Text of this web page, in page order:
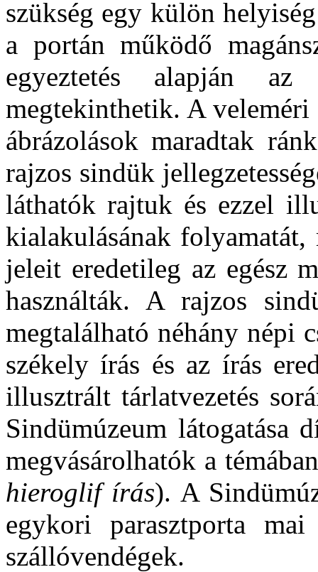
szükség egy külön
a portán működő
egyeztetés alapján
megtekinthetik. A
ábrázolások maradtak
rajzos sindük
láthatók rajtuk és ezzel
kialakulásának
jeleit eredetileg az egész
használták. A rajzos
megtalálható néhány népi
székely írás és az írás
illusztrált tárlatvezetés
Sindümúzeum látogatása
megvásárolhatók a
hieroglif írás). A
egykori parasztporta
szállóvendégek.